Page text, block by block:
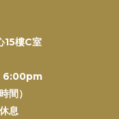
15樓C室
6:00pm
間）
息